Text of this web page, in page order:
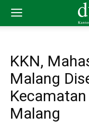
KKN,
Malang
Malang